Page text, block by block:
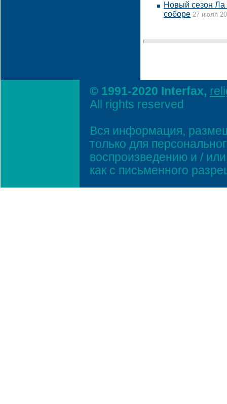
Новый сезон Ла
соборе 27 июля
© 1991-2020 Interfax,
All rights reserved
Вся информация,
только для
воспроизведению и /
как с письменного